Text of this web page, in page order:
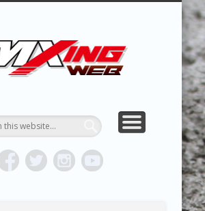
トク
HOME
TOPICS
ABOUT MX
RESULTS
REPORT
MXING & MXING＋PLUS
HYPER MXING
CONTACT